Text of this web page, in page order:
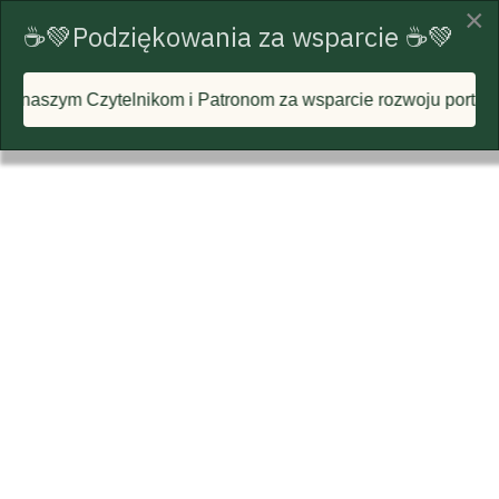
×
☕💚Podziękowania za wsparcie ☕💚
i Patronom za wsparcie rozwoju portalu i każdą